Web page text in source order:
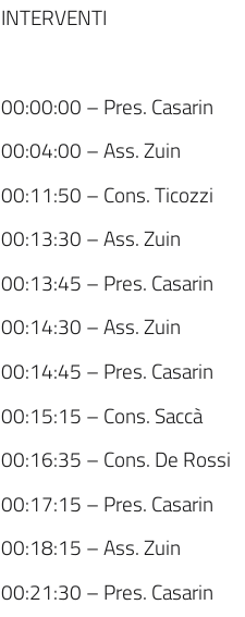
INTERVENTI
00:00:00 – Pres. Casarin
00:04:00 – Ass. Zuin
00:11:50 – Cons. Ticozzi
00:13:30 – Ass. Zuin
00:13:45 – Pres. Casarin
00:14:30 – Ass. Zuin
00:14:45 – Pres. Casarin
00:15:15 – Cons. Saccà
00:16:35 – Cons. De Rossi
00:17:15 – Pres. Casarin
00:18:15 – Ass. Zuin
00:21:30 – Pres. Casarin